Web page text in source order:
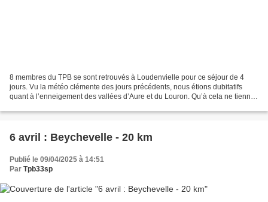
8 membres du TPB se sont retrouvés à Loudenvielle pour ce séjour de 4
jours. Vu la météo clémente des jours précédents, nous étions dubitatifs
quant à l’enneigement des vallées d’Aure et du Louron. Qu’à cela ne tienne !
6 avril : Beychevelle - 20 km
Publié le 09/04/2025 à 14:51
Par Tpb33sp